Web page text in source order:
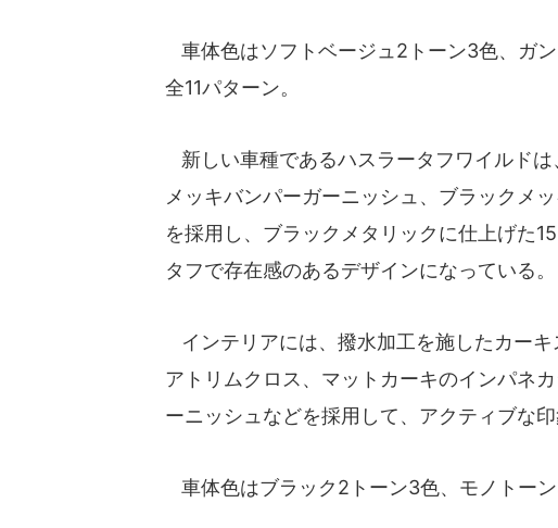
車体色はソフトベージュ2トーン3色、ガ
全11パターン。
新しい車種であるハスラータフワイルド
メッキバンパーガーニッシュ、ブラックメ
を採用し、ブラックメタリックに仕上げた
タフで存在感のあるデザインになっている。
インテリアには、撥水加工を施したカー
アトリムクロス、マットカーキのインパネ
ーニッシュなどを採用して、アクティブな印
車体色はブラック2トーン3色、モノトーン